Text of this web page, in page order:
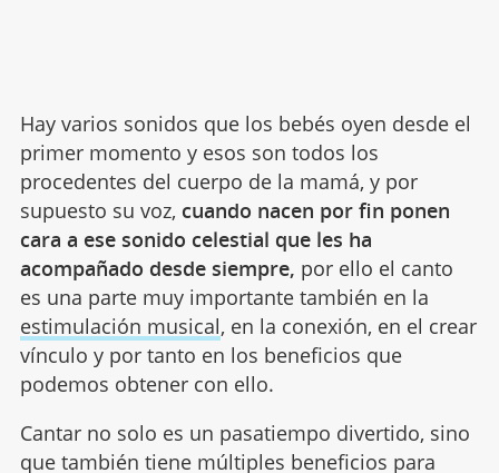
Hay varios sonidos que los bebés oyen desde el
primer momento y esos son todos los
procedentes del cuerpo de la mamá, y por
supuesto su voz, cuando nacen por fin ponen
cara a ese sonido celestial que les ha
acompañado desde siempre, por ello el canto
es una parte muy importante también en la
estimulación musical, en la conexión, en el crear
vínculo y por tanto en los beneficios que
podemos obtener con ello.
Cantar no solo es un pasatiempo divertido, sino
que también tiene múltiples beneficios para